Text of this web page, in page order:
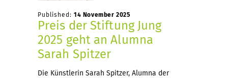
Published: 14 November 2025
Preis der Stiftung Jung
2025 geht an Alumna
Sarah Spitzer
Die Künstlerin Sarah Spitzer, Alumna der